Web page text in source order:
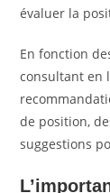
évaluer la
En fonction
consultant en
de position,
suggestions